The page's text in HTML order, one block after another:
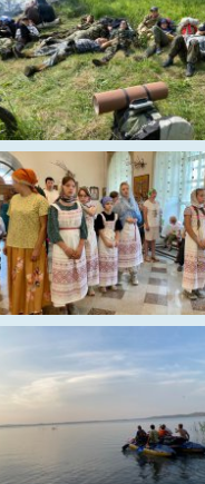
4ecq6q0
9W7KJznk3W4
HtBQYyfQ8TE